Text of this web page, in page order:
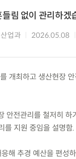
림 없이 관리하겠
업과 2026.05.08
개최하고 생산현장
전관리를 철저히 하
를 지원 중임을 설명함.
해 추경 예산을 편성